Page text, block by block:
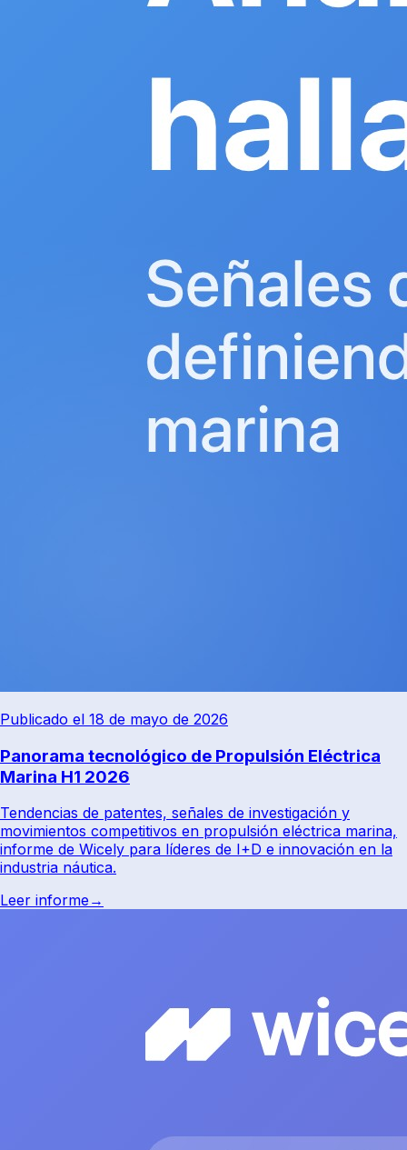
Publicado el 18 de mayo de 2026
Panorama tecnológico de Propulsión Eléctrica
Marina H1 2026
Tendencias de patentes, señales de investigación y
movimientos competitivos en propulsión eléctrica marina,
informe de Wicely para líderes de I+D e innovación en la
industria náutica.
Leer informe →